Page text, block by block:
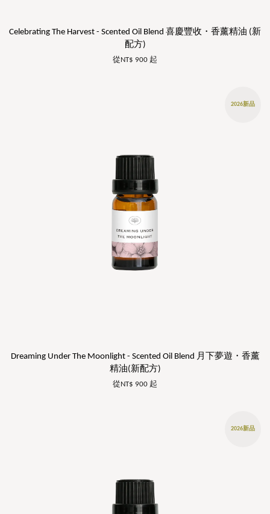
Celebrating The Harvest - Scented Oil Blend 喜慶豐收・香薰精油 (新
配方)
從NT$ 900 起
2026新品
Dreaming Under The Moonlight - Scented Oil Blend 月下夢遊・香薰
精油(新配方)
從NT$ 900 起
2026新品